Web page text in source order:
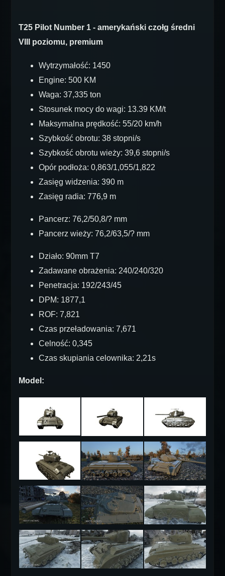
T25 Pilot Number 1 - amerykański czołg średni
VIII poziomu, premium
Wytrzymałość: 1450
Engine: 500 KM
Waga: 37,335 ton
Stosunek mocy do wagi: 13.39 KM/t
Maksymalna prędkość: 55/20 km/h
Szybkość obrotu: 38 stopni/s
Szybkość obrotu wieży: 39,6 stopni/s
Opór podłoża: 0,863/1,055/1,822
Zasięg widzenia: 390 m
Zasięg radia: 776,9 m
Pancerz: 76,2/50,8/? mm
Pancerz wieży: 76,2/63,5/? mm
Działo: 90mm T7
Zadawane obrażenia: 240/240/320
Penetracja: 192/243/45
DPM: 1877,1
ROF: 7,821
Czas przeładowania: 7,671
Celność: 0,345
Czas skupiania celownika: 2,21s
Model: